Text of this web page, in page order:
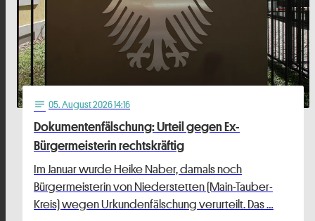
notes 05. August 2026 14:16
Dokumentenfälschung: Urteil gegen Ex-
Bürgermeisterin rechtskräftig
Im Januar wurde Heike Naber, damals noch
Bürgermeisterin von Niederstetten (Main-Tauber-
Kreis) wegen Urkundenfälschung verurteilt. Das …